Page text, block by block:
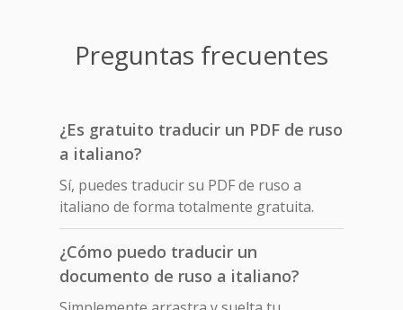
Preguntas frecuentes
¿Es gratuito traducir un PDF de ruso
a italiano?
Sí, puedes traducir su PDF de ruso a
italiano de forma totalmente gratuita.
¿Cómo puedo traducir un
documento de ruso a italiano?